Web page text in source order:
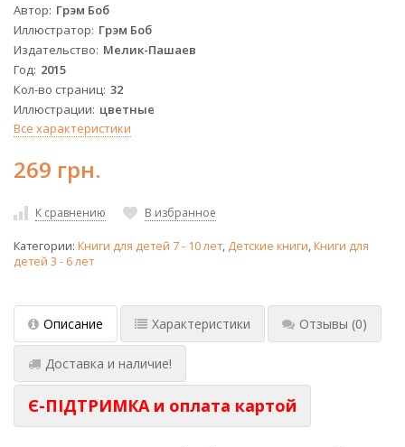
Автор Грэм Боб
Иллюстратор Грэм Боб
Издательство Мелик-Пашаев
Год 2015
Кол-во страниц 32
Иллюстрации цветные
Все характеристики
269 грн.
К сравнению В избранное
Категории: Книги для детей 7 - 10 лет, Детские книги,Книги для
детей 3 - 6 лет
Описание Характеристики Отзывы (0)
Доставка и наличие!
Є-ПІДТРИМКА и оплата картой